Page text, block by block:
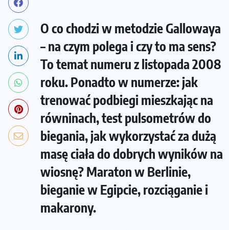
O co chodzi w metodzie Gallowaya
– na czym polega i czy to ma sens?
To temat numeru z listopada 2008
roku. Ponadto w numerze: jak
trenować podbiegi mieszkając na
równinach, test pulsometrów do
biegania, jak wykorzystać za dużą
masę ciała do dobrych wyników na
wiosnę? Maraton w Berlinie,
bieganie w Egipcie, rozciąganie i
makarony.